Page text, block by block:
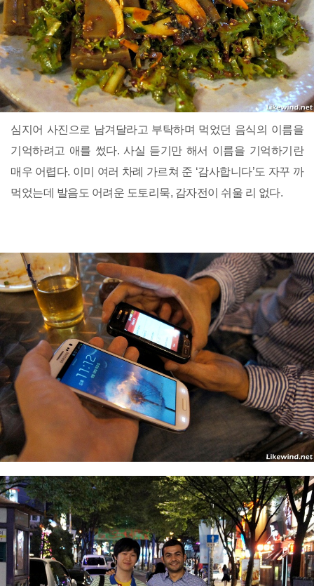
심지어 사진으로 남겨달라고 부탁하며 먹었던 음식의 이름을
기억하려고 애를 썼다. 사실 듣기만 해서 이름을 기억하기란
매우 어렵다. 이미 여러 차례 가르쳐 준 ‘감사합니다’도 자꾸 까
먹었는데 발음도 어려운 도토리묵, 감자전이 쉬울 리 없다.